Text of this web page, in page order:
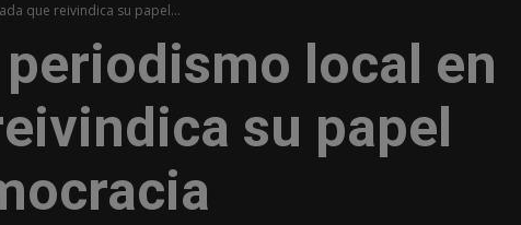
que reivindica su papel...
local en
su papel